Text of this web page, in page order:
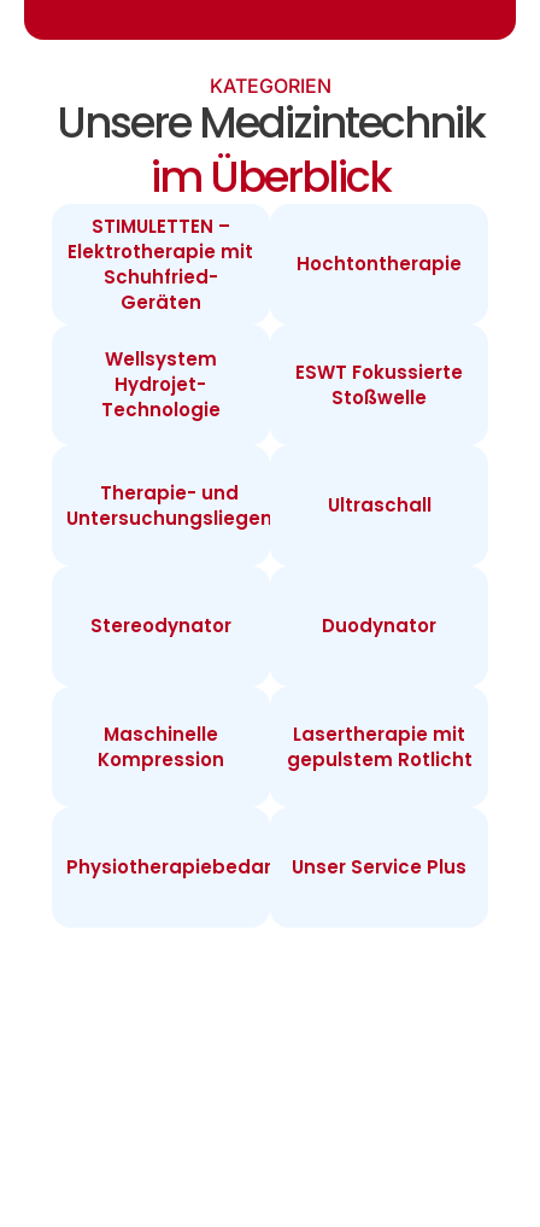
KATEGORIEN
Unsere Medizintechnik
im Überblick
STIMULETTEN –
Elektrotherapie mit
Schuhfried-
Geräten
Hochtontherapie
Wellsystem
Hydrojet-
Technologie
ESWT Fokussierte
Stoßwelle
Therapie- und
Untersuchungsliegen
Ultraschall
Stereodynator Duodynator
Maschinelle
Kompression
Lasertherapie mit
gepulstem Rotlicht
Physiotherapiebedarf Unser Service Plus